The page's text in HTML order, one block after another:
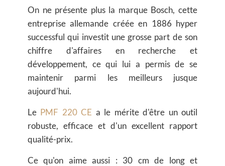
On ne présente plus la marque Bosch, cette
entreprise allemande créée en 1886 hyper
successful qui investit une grosse part de son
chiffre d'affaires en recherche et
développement, ce qui lui a permis de se
maintenir parmi les meilleurs jusque
aujourd'hui.
Le PMF 220 CE a le mérite d'être un outil
robuste, efficace et d'un excellent rapport
qualité-prix.
Ce qu'on aime aussi : 30 cm de long et